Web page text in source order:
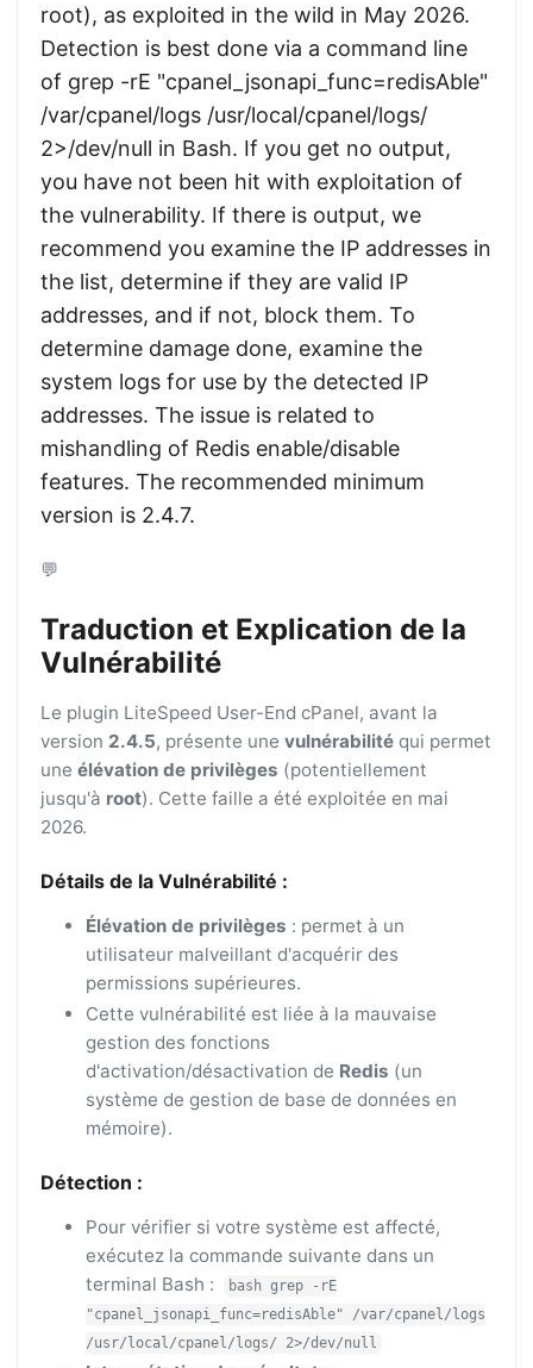
root), as exploited in the wild in May 2026.
Detection is best done via a command line
of grep -rE "cpanel_jsonapi_func=redisAble"
/var/cpanel/logs /usr/local/cpanel/logs/
2>/dev/null in Bash. If you get no output,
you have not been hit with exploitation of
the vulnerability. If there is output, we
recommend you examine the IP addresses in
the list, determine if they are valid IP
addresses, and if not, block them. To
determine damage done, examine the
system logs for use by the detected IP
addresses. The issue is related to
mishandling of Redis enable/disable
features. The recommended minimum
version is 2.4.7.
💬
Traduction et Explication de la
Vulnérabilité
Le plugin LiteSpeed User-End cPanel, avant la
version 2.4.5, présente unevulnérabilité qui permet
uneélévation de privilèges (potentiellement
jusqu'à root). Cette faille a été exploitée en mai
2026.
Détails de la Vulnérabilité :
Élévation de privilèges : permet à un
utilisateur malveillant d'acquérir des
permissions supérieures.
Cette vulnérabilité est liée à la mauvaise
gestion des fonctions
d'activation/désactivation de Redis (un
système de gestion de base de données en
mémoire).
Détection :
Pour vérifier si votre système est affecté,
exécutez la commande suivante dans un
terminal Bash :
bash grep -rE
"cpanel_jsonapi_func=redisAble" /var/cpanel/logs
/usr/local/cpanel/logs/ 2>/dev/null